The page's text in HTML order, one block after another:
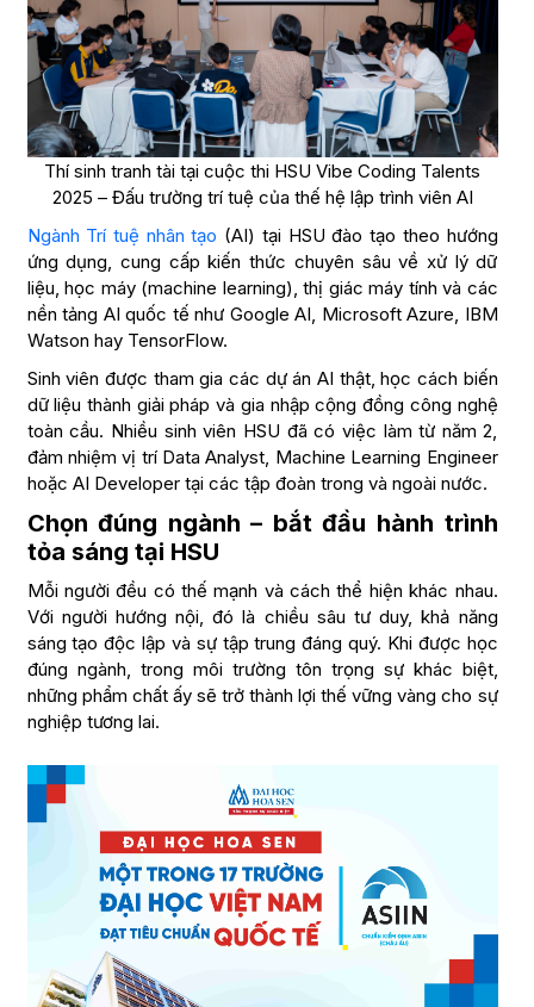
Thí sinh tranh tài tại cuộc thi HSU Vibe Coding Talents
2025 – Đấu trường trí tuệ của thế hệ lập trình viên AI
Ngành Trí tuệ nhân tạo (AI) tại HSU đào tạo theo hướng
ứng dụng, cung cấp kiến thức chuyên sâu về xử lý dữ
liệu, học máy (machine learning), thị giác máy tính và các
nền tảng AI quốc tế như Google AI, Microsoft Azure, IBM
Watson hay TensorFlow.
Sinh viên được tham gia các dự án AI thật, học cách biến
dữ liệu thành giải pháp và gia nhập cộng đồng công nghệ
toàn cầu. Nhiều sinh viên HSU đã có việc làm từ năm 2,
đảm nhiệm vị trí Data Analyst, Machine Learning Engineer
hoặc AI Developer tại các tập đoàn trong và ngoài nước.
Chọn đúng ngành – bắt đầu hành trình
tỏa sáng tại HSU
Mỗi người đều có thế mạnh và cách thể hiện khác nhau.
Với người hướng nội, đó là chiều sâu tư duy, khả năng
sáng tạo độc lập và sự tập trung đáng quý. Khi được học
đúng ngành, trong môi trường tôn trọng sự khác biệt,
những phẩm chất ấy sẽ trở thành lợi thế vững vàng cho sự
nghiệp tương lai.